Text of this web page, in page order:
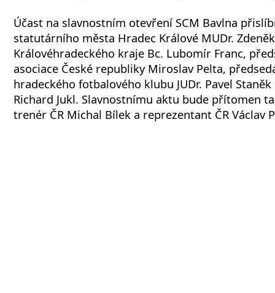
Účast na slavnostním otevření SCM Bavlna
statutárního města Hradec Králové MUDr.
Královéhradeckého kraje Bc. Lubomír Franc,
asociace České republiky Miroslav Pelta,
hradeckého fotbalového klubu JUDr. Pavel
Richard Jukl. Slavnostnímu aktu bude přítomen
trenér ČR Michal Bílek a reprezentant ČR Václav